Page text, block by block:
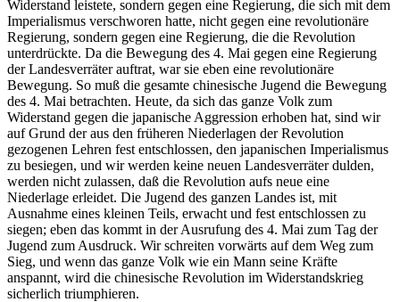
Widerstand leistete, sondern gegen eine Regierung, die sich mit dem
Imperialismus verschworen hatte, nicht gegen eine revolutionäre
Regierung, sondern gegen eine Regierung, die die Revolution
unterdrückte. Da die Bewegung des 4. Mai gegen eine Regierung
der Landesverräter auftrat, war sie eben eine revolutionäre
Bewegung. So muß die gesamte chinesische Jugend die Bewegung
des 4. Mai betrachten. Heute, da sich das ganze Volk zum
Widerstand gegen die japanische Aggression erhoben hat, sind wir
auf Grund der aus den früheren Niederlagen der Revolution
gezogenen Lehren fest entschlossen, den japanischen Imperialismus
zu besiegen, und wir werden keine neuen Landesverräter dulden,
werden nicht zulassen, daß die Revolution aufs neue eine
Niederlage erleidet. Die Jugend des ganzen Landes ist, mit
Ausnahme eines kleinen Teils, erwacht und fest entschlossen zu
siegen; eben das kommt in der Ausrufung des 4. Mai zum Tag der
Jugend zum Ausdruck. Wir schreiten vorwärts auf dem Weg zum
Sieg, und wenn das ganze Volk wie ein Mann seine Kräfte
anspannt, wird die chinesische Revolution im Widerstandskrieg
sicherlich triumphieren.